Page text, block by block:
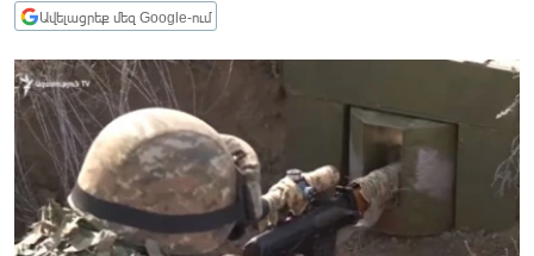
ՊԱՏԵՐԱԶՄԻ 6 ՇԱԲԱԹՆԵՐԸ
ՏԱՐԱԾԱՇՐՋԱՆ
ՄԻՋԱԶԳԱՅԻՆ
ՄՇԱԿՈՒՅԹ
ՍՊՈՐՏ
ՄԵԿՆԱԲԱՆՈՒԹՅՈՒՆ
Ավելացրեք մեզ Google-ում